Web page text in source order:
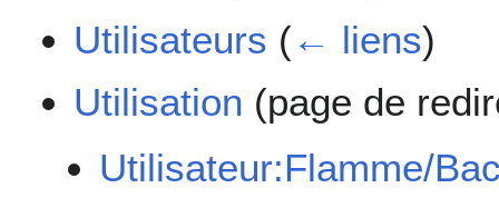
Utilisateurs (← liens)
Utilisation (page de
Utilisateur:Flamme/